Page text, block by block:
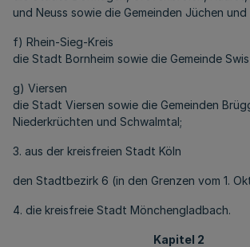
und Neuss sowie die Gemeinden Jüchen und
f) Rhein-Sieg-Kreis
die Stadt Bornheim sowie die Gemeinde
g) Viersen
die Stadt Viersen sowie die Gemeinden
Niederkrüchten und Schwalmtal;
3. aus der kreisfreien Stadt Köln
den Stadtbezirk 6 (in den Grenzen vom 1.
4. die kreisfreie Stadt Mönchengladbach.
Kapitel 2